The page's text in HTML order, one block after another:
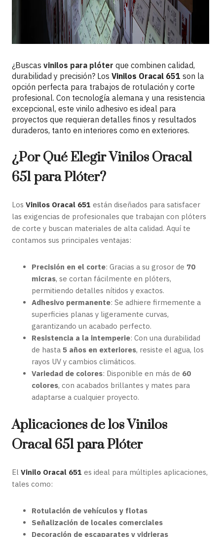
¿Buscas vinilos para plóter que combinen calidad,
durabilidad y precisión? Los Vinilos Oracal 651 son la
opción perfecta para trabajos de rotulación y corte
profesional. Con tecnología alemana y una resistencia
excepcional, este vinilo adhesivo es ideal para
proyectos que requieran detalles finos y resultados
duraderos, tanto en interiores como en exteriores.
¿Por Qué Elegir Vinilos Oracal
651 para Plóter?
Los Vinilos Oracal 651 están diseñados para satisfacer
las exigencias de profesionales que trabajan con plóters
de corte y buscan materiales de alta calidad. Aquí te
contamos sus principales ventajas:
Precisión en el corte: Gracias a su grosor de 70
micras, se cortan fácilmente en plóters,
permitiendo detalles nítidos y exactos.
Adhesivo permanente: Se adhiere firmemente a
superficies planas y ligeramente curvas,
garantizando un acabado perfecto.
Resistencia a la intemperie: Con una durabilidad
de hasta 5 años en exteriores, resiste el agua, los
rayos UV y cambios climáticos.
Variedad de colores: Disponible en más de 60
colores, con acabados brillantes y mates para
adaptarse a cualquier proyecto.
Aplicaciones de los Vinilos
Oracal 651 para Plóter
El Vinilo Oracal 651 es ideal para múltiples aplicaciones,
tales como:
Rotulación de vehículos y flotas
Señalización de locales comerciales
Decoración de escaparates y vidrieras